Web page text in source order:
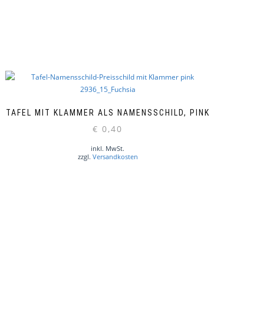
TAFEL MIT KLAMMER ALS NAMENSSCHILD, PINK
€ 0,40
inkl. MwSt.
zzgl. Versandkosten